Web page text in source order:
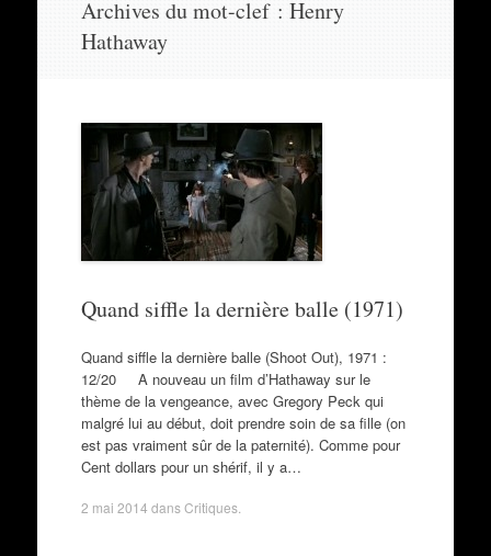
contenu
Archives du mot-clef : Henry
Hathaway
Quand siffle la dernière balle (1971)
Quand siffle la dernière balle (Shoot Out), 1971 :
12/20 A nouveau un film d’Hathaway sur le
thème de la vengeance, avec Gregory Peck qui
malgré lui au début, doit prendre soin de sa fille (on
est pas vraiment sûr de la paternité). Comme pour
Cent dollars pour un shérif, il y a…
2 mai 2014 dansCritiques.